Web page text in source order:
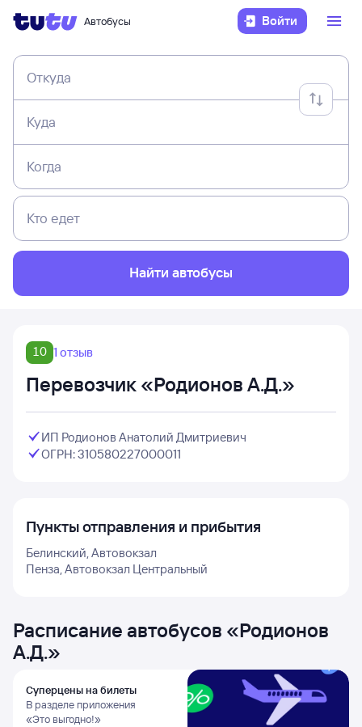
Автобусы Войти
Откуда
Куда
Когда
Кто едет
Найти автобусы
10 1 отзыв
Перевозчик «Родионов А.Д.»
ИП Родионов Анатолий Дмитриевич
ОГРН: 310580227000011
Расписание автобусов «Родионов
А.Д.»
Суперцены на билеты
В разделе приложения
«Это выгодно!»
Пункты отправления и прибытия
Белинский, Автовокзал
Пенза, Автовокзал Центральный